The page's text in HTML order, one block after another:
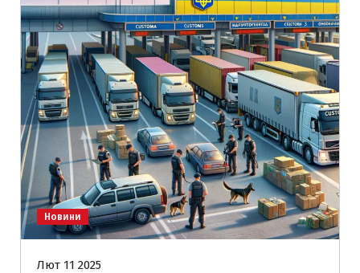
Новини
Лют 11 2025